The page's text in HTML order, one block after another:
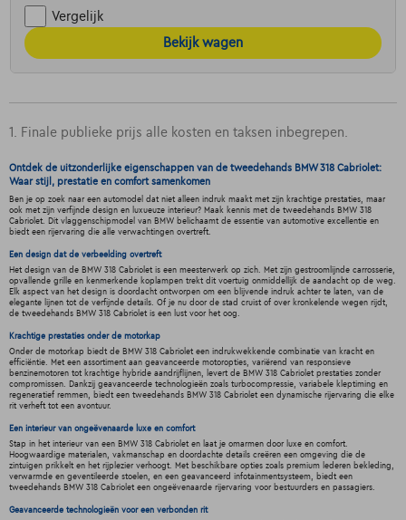
Vergelijk
Bekijk wagen
1. Finale publieke prijs alle kosten en taksen inbegrepen.
Ontdek de uitzonderlijke eigenschappen van de tweedehands BMW 318 Cabriolet:
Waar stijl, prestatie en comfort samenkomen
Ben je op zoek naar een automodel dat niet alleen indruk maakt met zijn krachtige prestaties, maar
ook met zijn verfijnde design en luxueuze interieur? Maak kennis met de tweedehands BMW 318
Cabriolet. Dit vlaggenschipmodel van BMW belichaamt de essentie van automotive excellentie en
biedt een rijervaring die alle verwachtingen overtreft.
Een design dat de verbeelding overtreft
Het design van de BMW 318 Cabriolet is een meesterwerk op zich. Met zijn gestroomlijnde carrosserie,
opvallende grille en kenmerkende koplampen trekt dit voertuig onmiddellijk de aandacht op de weg.
Elk aspect van het design is doordacht ontworpen om een blijvende indruk achter te laten, van de
elegante lijnen tot de verfijnde details. Of je nu door de stad cruist of over kronkelende wegen rijdt,
de tweedehands BMW 318 Cabriolet is een lust voor het oog.
Krachtige prestaties onder de motorkap
Onder de motorkap biedt de BMW 318 Cabriolet een indrukwekkende combinatie van kracht en
efficiëntie. Met een assortiment aan geavanceerde motoropties, variërend van responsieve
benzinemotoren tot krachtige hybride aandrijflijnen, levert de BMW 318 Cabriolet prestaties zonder
compromissen. Dankzij geavanceerde technologieën zoals turbocompressie, variabele kleptiming en
regeneratief remmen, biedt een tweedehands BMW 318 Cabriolet een dynamische rijervaring die elke
rit verheft tot een avontuur.
Een interieur van ongeëvenaarde luxe en comfort
Stap in het interieur van een BMW 318 Cabriolet en laat je omarmen door luxe en comfort.
Hoogwaardige materialen, vakmanschap en doordachte details creëren een omgeving die de
zintuigen prikkelt en het rijplezier verhoogt. Met beschikbare opties zoals premium lederen bekleding,
verwarmde en geventileerde stoelen, en een geavanceerd infotainmentsysteem, biedt een
tweedehands BMW 318 Cabriolet een ongeëvenaarde rijervaring voor bestuurders en passagiers.
Geavanceerde technologieën voor een verbonden rit